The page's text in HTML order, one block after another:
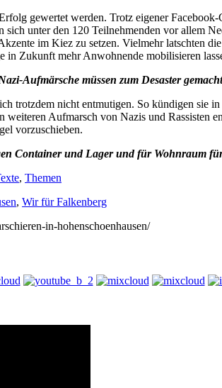
gewertet werden. Trotz eigener
unter den 120 Teilnehmenden vor allem
im Kiez zu setzen. Vielmehr latschten
Zukunft mehr Anwohnende mobilisieren
Aufmärsche müssen zum Desaster
trotzdem nicht entmutigen. So kündigen sie
Aufmarsch von Nazis und Rassisten
vorzuschieben.
Container und Lager und für Wohnraum
, Themen
, Wir für Falkenberg
in-hohenschoenhausen/